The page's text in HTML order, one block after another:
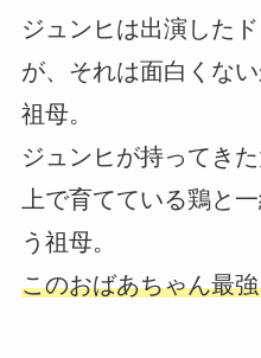
ジュンヒは出演した
が、それは面白くな
祖母。
ジュンヒが持ってき
上で育てている鶏と
う祖母。
このおばあちゃん最